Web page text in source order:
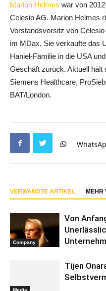
Marion Helmes war von
Celesio AG. Marion Helmes
Vorstandsvorsitz von
im MDax. Sie verkaufte das
Haniel-Familie in die USA
Geschäft zurück. Aktuell hält
Siemens Healthcare,
BAT/London.
VERWANDTE ARTIKEL MEHR
Company
Von
Media
Tijen